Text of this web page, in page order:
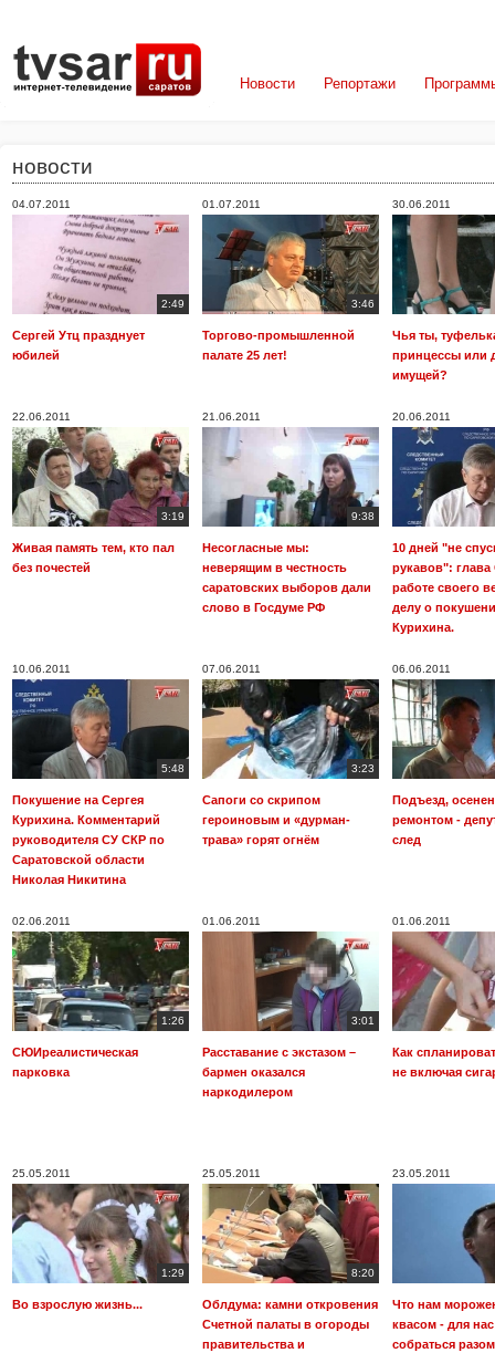
Новости Репортажи
новости
04.07.2011
2:49
Сергей Утц празднует
юбилей
01.07.2011
3:46
Торгово-промышленной
палате 25 лет!
30.06.2011
Чья ты,
принцессы или
имущей?
22.06.2011
3:19
Живая память тем, кто пал
без почестей
21.06.2011
9:38
Несогласные мы:
неверящим в честность
саратовских выборов дали
слово в Госдуме РФ
20.06.2011
10 дней "не
рукавов":
работе своего
делу о
Курихина.
10.06.2011
5:48
Покушение на Сергея
Курихина. Комментарий
руководителя СУ СКР по
Саратовской области
Николая Никитина
07.06.2011
3:23
Сапоги со скрипом
героиновым и «дурман-
трава» горят огнём
06.06.2011
Подъезд,
ремонтом -
след
02.06.2011
1:26
СЮИреалистическая
парковка
01.06.2011
3:01
Расставание с экстазом –
бармен оказался
наркодилером
01.06.2011
Как
не включая
25.05.2011
1:29
Во взрослую жизнь...
25.05.2011
8:20
Облдума: камни откровения
Счетной палаты в огороды
правительства и
23.05.2011
Что нам
квасом - для
собраться